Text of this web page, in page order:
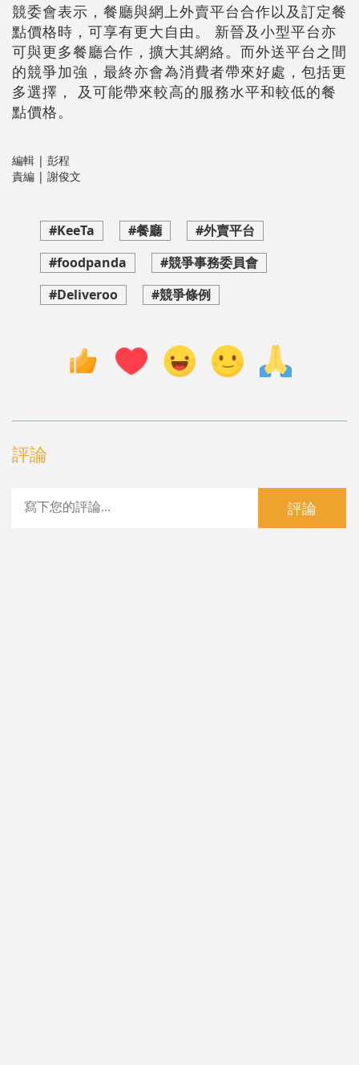
競委會表示，餐廳與網上外賣平台合作以及訂定餐
點價格時，可享有更大自由。 新晉及小型平台亦
可與更多餐廳合作，擴大其網絡。而外送平台之間
的競爭加強，最終亦會為消費者帶來好處，包括更
多選擇， 及可能帶來較高的服務水平和較低的餐
點價格。
編輯 | 彭程
責編 | 謝俊文
#KeeTa #​餐廳
#外賣平台
#foodpanda
#競爭事務委員會
#Deliveroo
#競爭條例
評論
評論